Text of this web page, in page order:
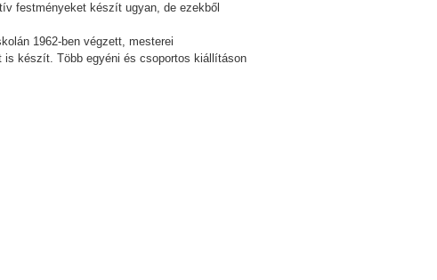
festményeket készít ugyan, de ezekből
1962-ben végzett, mesterei
készít. Több egyéni és csoportos kiállításon